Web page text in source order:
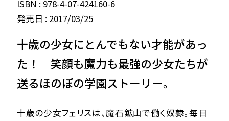
ISBN : 978-4-07-424160-6
発売日 : 2017/03/25
十歳の少女にとんでもない才能があっ
た！ 笑顔も魔力も最強の少女たちが
送るほのぼの学園ストーリー。
十歳の少女フェリスは、魔石鉱山で働く奴隷。毎日